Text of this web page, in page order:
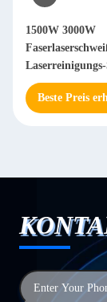
2000W 3000W
Beste Preis